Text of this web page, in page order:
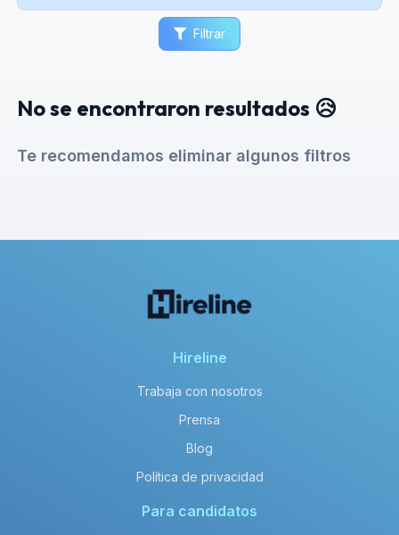
Filtrar
No se encontraron resultados 😥
Te recomendamos eliminar algunos filtros
Hireline
Trabaja con nosotros
Prensa
Blog
Política de privacidad
Para candidatos